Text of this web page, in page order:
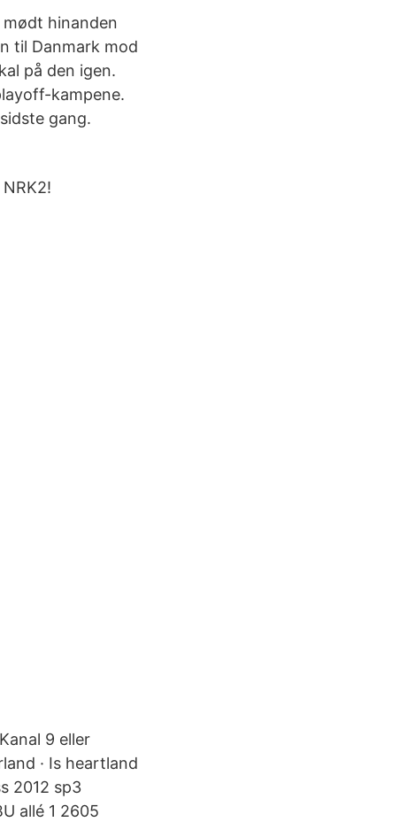
mødt hinanden
til Danmark mod
på den igen.
kampene.
gang.
9 eller
· Is heartland
2012 sp3
allé 1 2605